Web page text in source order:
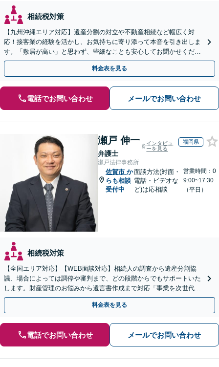
相続税対策
【九州沖縄エリア対応】遺産分割の対立や不動産相続など幅広く対
応！接客業の経験を活かし、お気持ちに寄り添って本音を引き出しま
す。「敷居が高い」と思わず、些細なことも安心してお聞かせくださ
い【初回相談無料】【夜間・休日相談可】
料金表を見る
電話でお問い合わせ メールでお問い合わせ
瀬戸 伸一
弁護士
インタビュ
ーを見る
福岡県
瀬戸法律事務所
佐賀市 か
らも相談
受付中
面談方法(対面・
電話・ビデオな
ど)は応相談
営業時間：0
9:00~17:30
（平日）
相続税対策
【全国エリア対応】【WEB面談対応】相続人の調査から遺産分割協
議、場合によっては調停や審判まで、どの段階からでもサポートいた
します。財産管理のお悩みから遺言書作成まで対応「事業を次世代に
引き継ぐ安心の事業承継をサポート」【完全個室相談】
料金表を見る
電話でお問い合わせ メールでお問い合わせ